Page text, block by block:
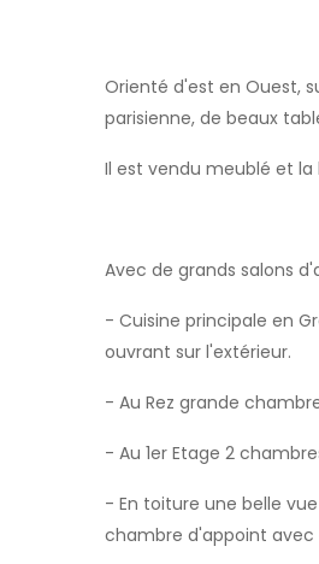
Orienté d'est en Ouest,
parisienne, de beaux
Il est vendu meublé et la
Avec de grands salons
- Cuisine principale en
ouvrant sur l'extérieur.
- Au Rez grande
- Au 1er Etage 2
- En toiture une belle
chambre d'appoint